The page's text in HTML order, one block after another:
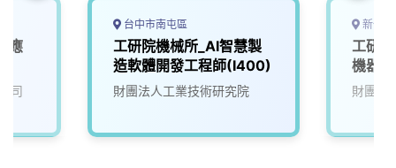
應
司
台中市南屯區
工研院機械所_AI智慧製
造軟體開發工程師(I400)
財團法人工業技術研究院
新竹
工研
機器
財團法